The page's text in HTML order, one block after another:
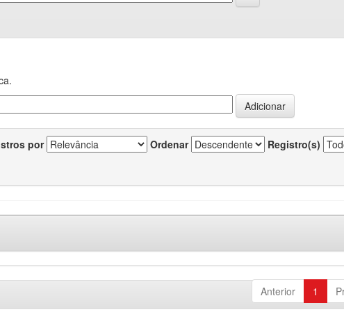
por Ordenar Registro(s)
Anterior 1